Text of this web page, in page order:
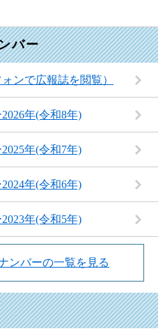
バー
ンで広報誌を閲覧）
年(令和8年)
年(令和7年)
年(令和6年)
年(令和5年)
ンバーの一覧を見る